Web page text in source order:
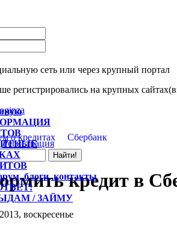
сеть или через крупный портал
регистрировались на крупных
Регистрация
блоги, контакты
/ ЗАЙМУ
о кредитах Сбербанк
кредит в
воскресенье